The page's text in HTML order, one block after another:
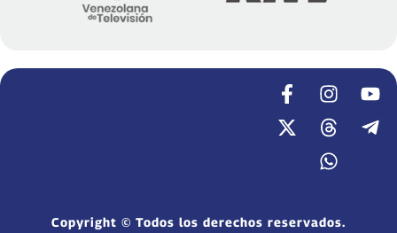
Copyright © Todos los derechos reservados.